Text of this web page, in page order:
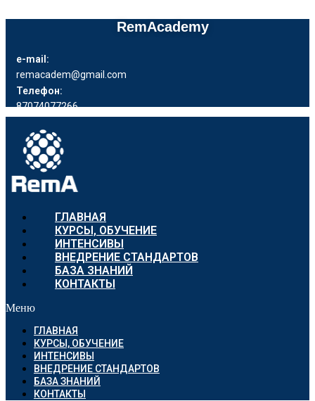
RemAcademy
e-mail:
remacadem@gmail.com
Телефон:
87074077266
ГЛАВНАЯ
КУРСЫ, ОБУЧЕНИЕ
ИНТЕНСИВЫ
ВНЕДРЕНИЕ СТАНДАРТОВ
БАЗА ЗНАНИЙ
КОНТАКТЫ
Меню
ГЛАВНАЯ
КУРСЫ, ОБУЧЕНИЕ
ИНТЕНСИВЫ
ВНЕДРЕНИЕ СТАНДАРТОВ
БАЗА ЗНАНИЙ
КОНТАКТЫ